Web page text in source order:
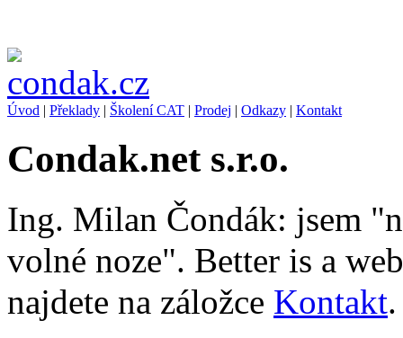
Úvod | Překlady | Školení CAT | Prodej | Odkazy | Kontakt
Condak.net s.r.o.
Ing. Milan Čondák: jsem
volné noze". Better is a
najdete na záložce Kontakt.